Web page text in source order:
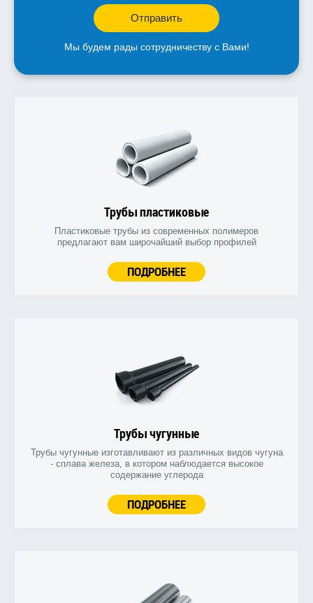
Отправить
Мы будем рады сотрудничеству с Вами!
Трубы пластиковые
Пластиковые трубы из современных полимеров
предлагают вам широчайший выбор профилей
ПОДРОБНЕЕ
Трубы чугунные
Трубы чугунные изготавливают из различных видов чугуна
- сплава железа, в котором наблюдается высокое
содержание углерода
ПОДРОБНЕЕ